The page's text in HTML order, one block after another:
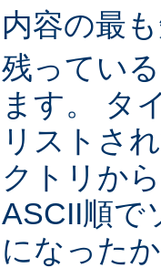
内容の最
残ってい
ます。 タ
リストさ
クトリか
ASCII順で
になった